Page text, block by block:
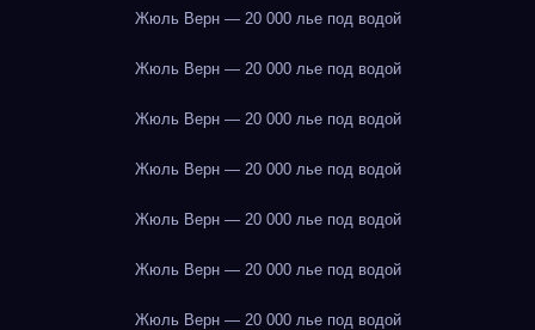
Жюль Верн — 20 000 лье под водой
Жюль Верн — 20 000 лье под водой
Жюль Верн — 20 000 лье под водой
Жюль Верн — 20 000 лье под водой
Жюль Верн — 20 000 лье под водой
Жюль Верн — 20 000 лье под водой
Жюль Верн — 20 000 лье под водой